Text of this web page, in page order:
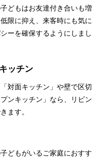
どもはお友達付き合いも増
限に抑え、来客時にも気に
ーを確保するようにしまし
ッチン
対面キッチン」や壁で区切
ンキッチン」なら、リビン
ます。
どもがいるご家庭におすす